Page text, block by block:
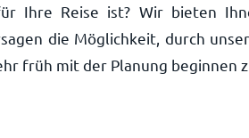
Ihre Reise ist? Wir bieten
die Möglichkeit, durch
früh mit der Planung beginnen